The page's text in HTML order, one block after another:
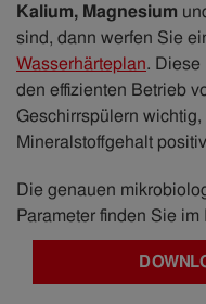
Kalium, Magnesium
sind, dann werfen Sie
Wasserhärteplan. Diese
den effizienten Betrieb
Geschirrspülern
Mineralstoffgehalt
Die genauen
Parameter finden Sie